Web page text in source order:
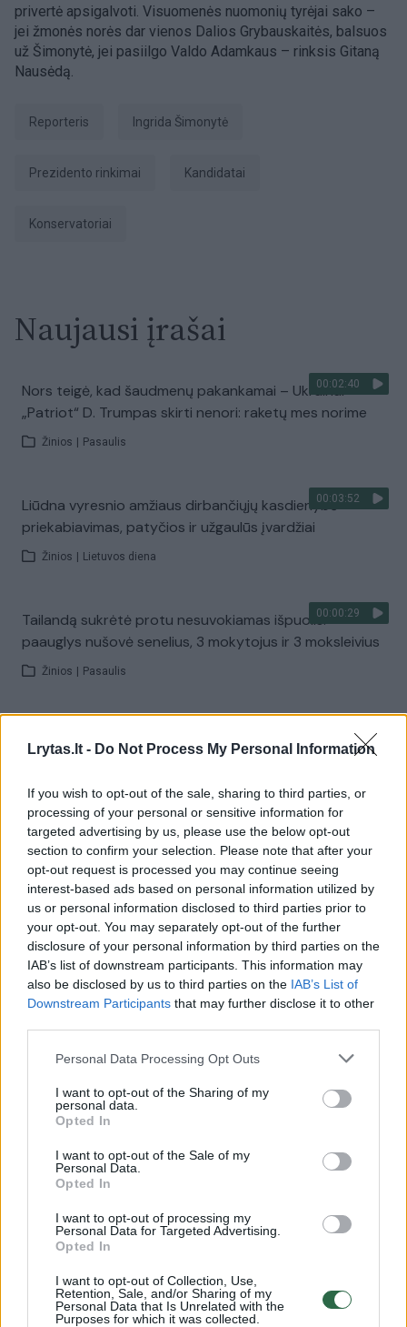
Lrytas.lt - Do Not Process My Personal Information
If you wish to opt-out of the sale, sharing to third parties, or
processing of your personal or sensitive information for
targeted advertising by us, please use the below opt-out
section to confirm your selection. Please note that after your
opt-out request is processed you may continue seeing
interest-based ads based on personal information utilized by
us or personal information disclosed to third parties prior to
your opt-out. You may separately opt-out of the further
disclosure of your personal information by third parties on the
IAB’s list of downstream participants. This information may
also be disclosed by us to third parties on the IAB’s List of
Downstream Participants that may further disclose it to other
Personal Data Processing Opt Outs
I want to opt-out of the Sharing of my
personal data.
Opted In
I want to opt-out of the Sale of my
Personal Data.
Opted In
I want to opt-out of processing my
Personal Data for Targeted Advertising.
Opted In
I want to opt-out of Collection, Use,
Retention, Sale, and/or Sharing of my
Personal Data that Is Unrelated with the
Purposes for which it was collected.
privertė apsigalvoti. Visuomenės nuomonių tyrėjai sako –
jei žmonės norės dar vienos Dalios Grybauskaitės, balsuos
už Šimonytė, jei pasiilgo Valdo Adamkaus – rinksis Gitaną
Nausėdą.
Reporteris Ingrida Šimonytė
prezidento rinkimai kandidatai
Konservatoriai
Naujausi įrašai
00:02:40
Nors teigė, kad šaudmenų pakankamai – Ukrainai
„Patriot“ D. Trumpas skirti nenori: raketų mes norime
Žinios Pasaulis
00:03:52
Liūdna vyresnio amžiaus dirbančiųjų kasdienybė –
priekabiavimas, patyčios ir užgaulūs įvardžiai
Žinios Lietuvos diena
00:00:29
Tailandą sukrėtė protu nesuvokiamas išpuolis:
paauglys nušovė senelius, 3 mokytojus ir 3 moksleivius
Žinios Pasaulis
apgynė čempionų vardą
Lietuvos diena
Visi įrašai
Žiūrimiausi įrašai
00:00:30
Vaizdai iš tragiškos avarijos Vilniaus r.: dviejų moterų ir
00:00:57
Savaitės vidurys nusimato karštas: temperatūra kils iki
Žinios | Orai
00:00:59
Nufilmavo, kaip patvino Vilniaus Vakarinis aplinkkelis:
vaizdas pribloškia
Žinios | Lietuvos diena